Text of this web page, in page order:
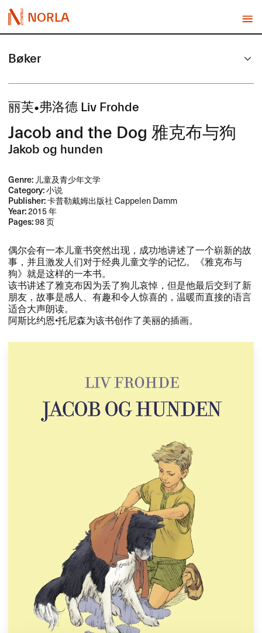
NORLA
Bøker
丽芙•弗洛德 Liv Frohde
Jacob and the Dog ​雅克布与狗
Jakob og hunden
Genre: 儿童及青少年文学
Category:小说
Publisher:卡普勒戴姆出版社 Cappelen Damm
Year:2015 年
Pages:98 页
​偶尔会有一本儿童书突然出现，​成功地讲述了一个崭新的故
事，​并且激发人们对于经典儿童文学的记忆。​《雅克布与
狗》​就是这样的一本书。​​
​该书讲述了雅克布因为丢了狗儿哀悼，​但是他最后交到了新
朋友，​故事是感人、​有趣和令人惊喜的，​温暖而直接的语言
适合大声朗读。​​
​阿斯比约恩•托尼森为该书创作了美丽的插画。​​